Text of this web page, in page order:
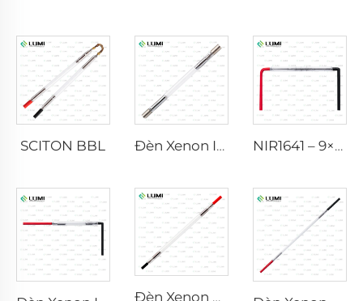
SCITON BBL Đèn Xenon IPL P1640 – 7×47×110 mm NIR1641 – 9×45×110 mm
Đèn Xenon Laser L2741 – 7×100×167 mm